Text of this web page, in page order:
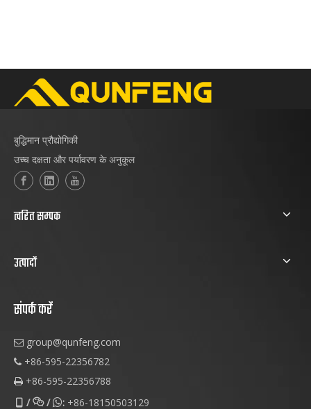
बुद्धिमान प्रौद्योगिकी
उच्च दक्षता और पर्यावरण के अनुकूल
त्वरित सम्पक
उत्पादों
संपर्क करें
 group@qunfeng.com
 +86-595-22356782
 +86-595-22356788
//: +86-18150503129